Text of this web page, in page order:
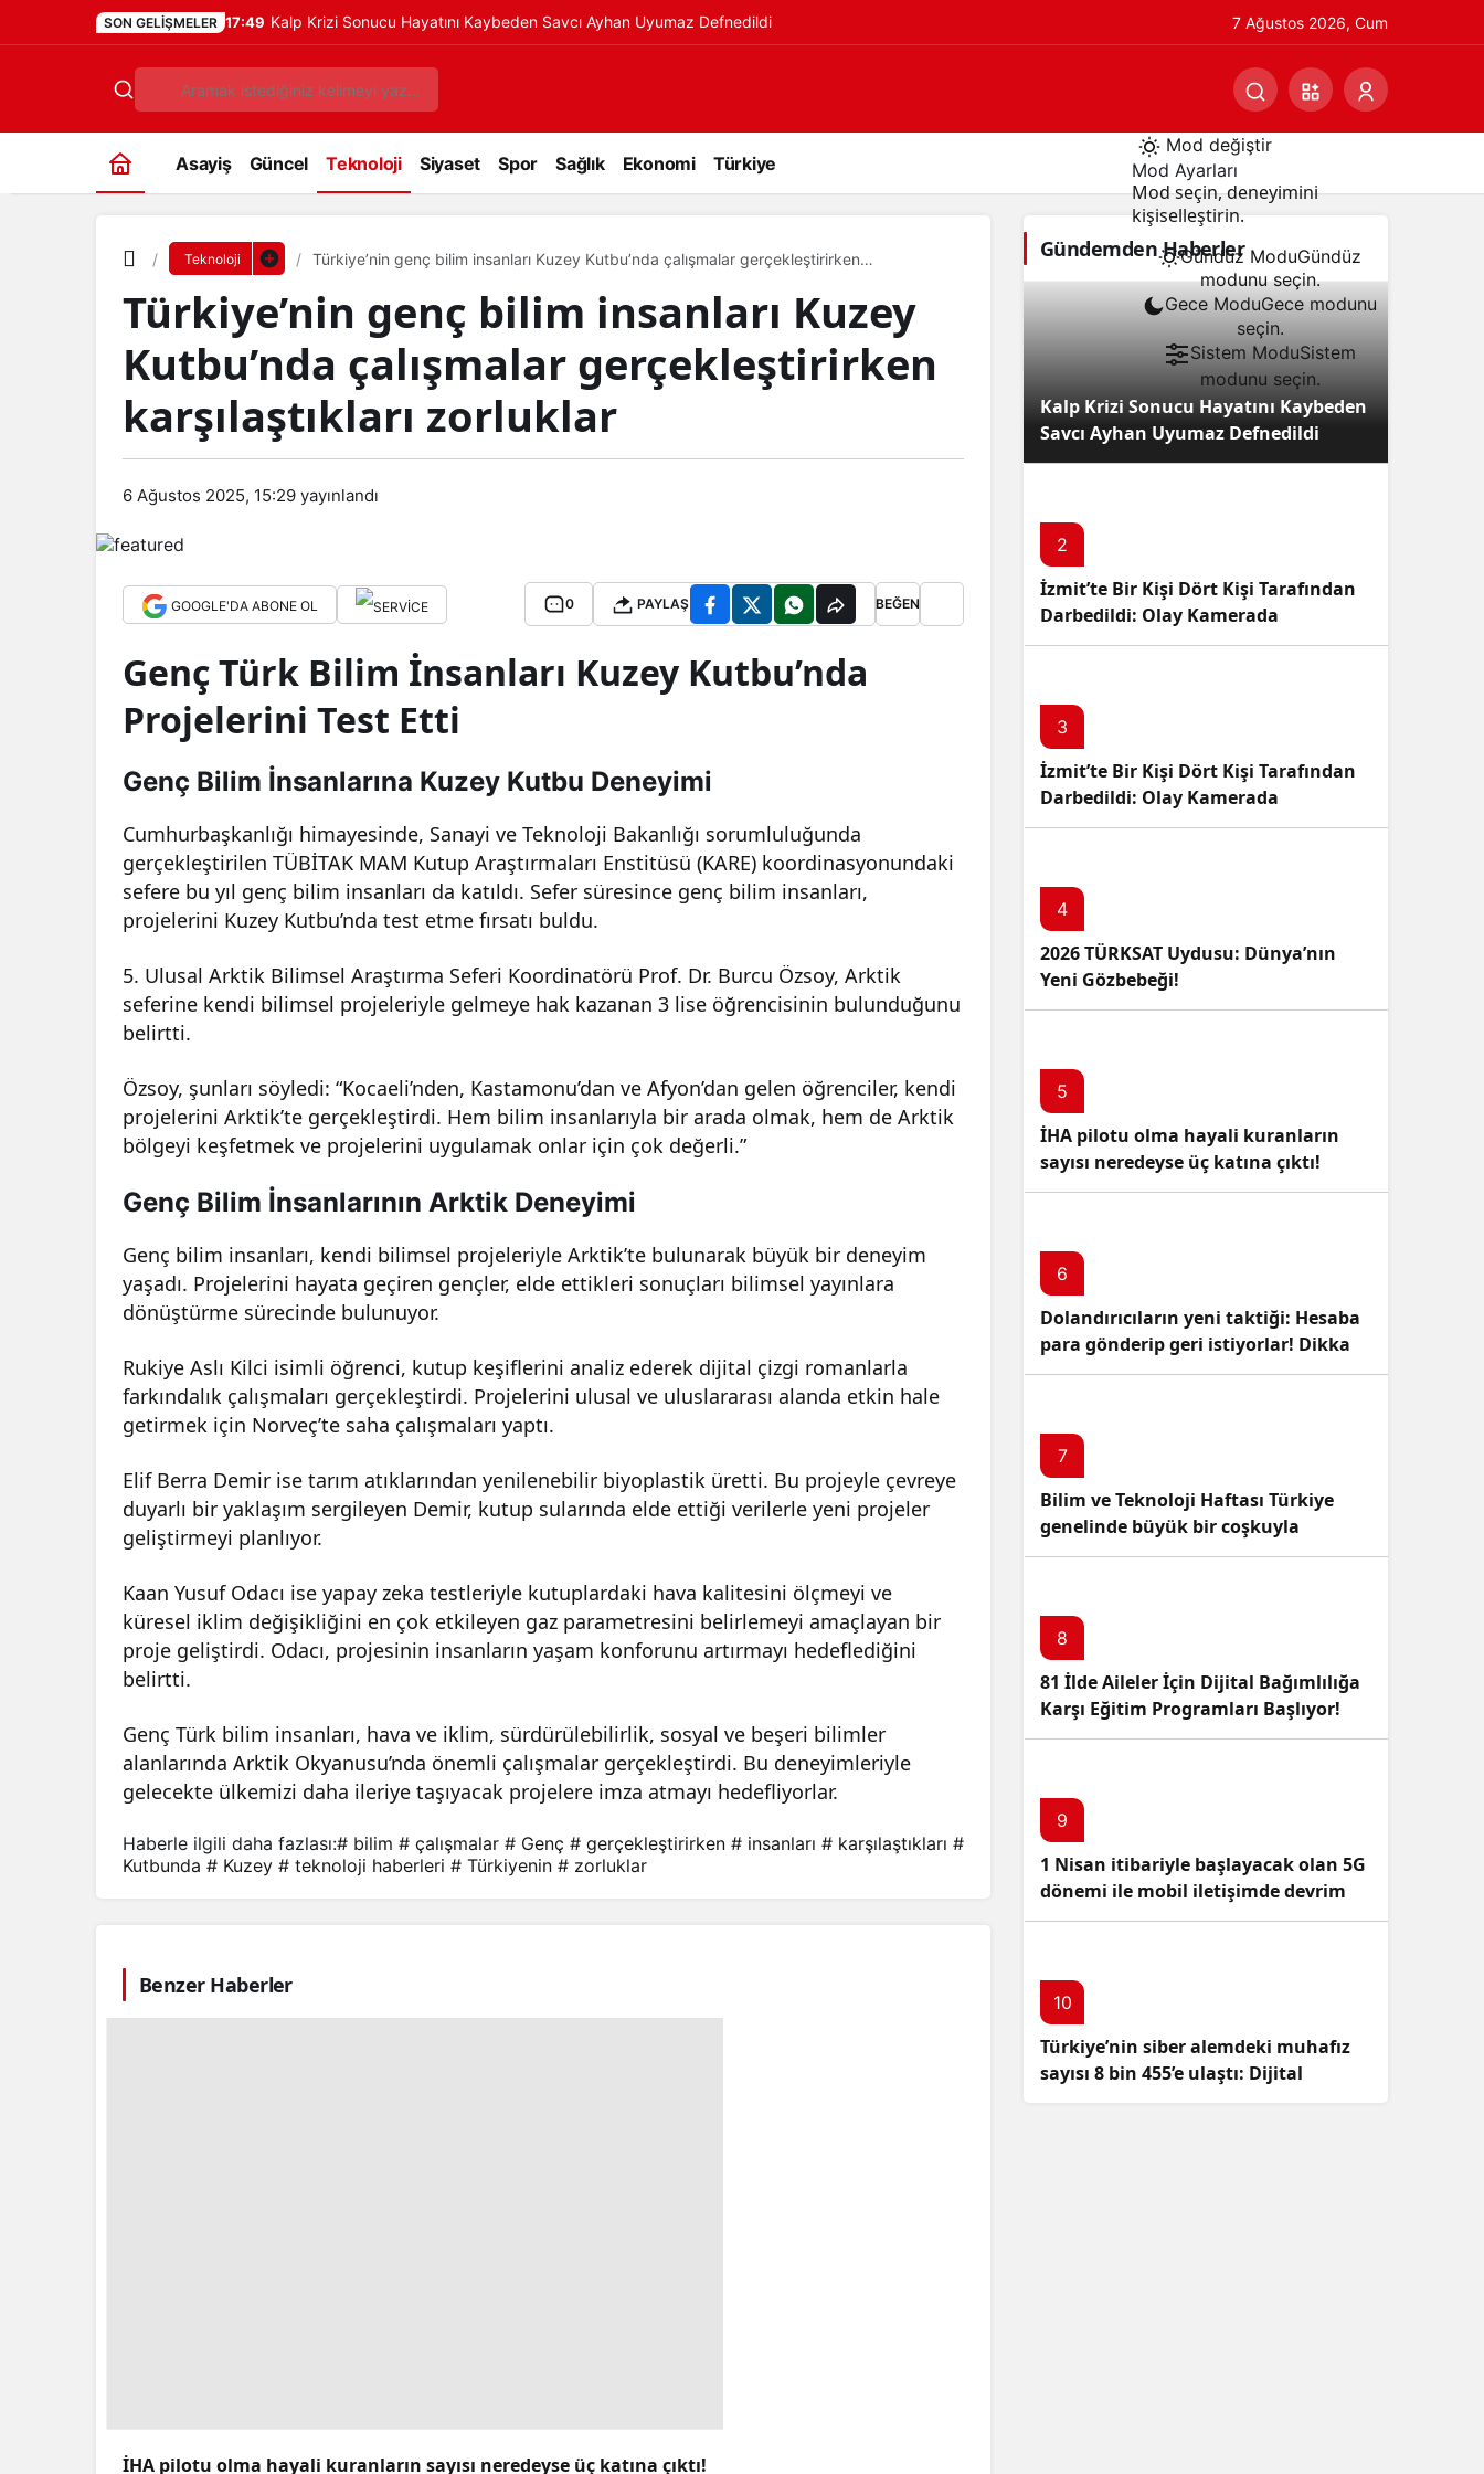
SON GELIŞMELER 17:49 Kalp Krizi Sonucu Hayatını Kaybeden Savcı Ayhan Uyumaz Defnedildi 7 Ağustos 2026, Cum
Asayiş Güncel Teknoloji Siyaset Spor Sağlık Ekonomi Türkiye
Mod değiştir
Mod Ayarları
Mod seçin, deneyimini
kişiselleştirin.
Gündüz ModuGündüz
modunu seçin.
Gece ModuGece modunu
seçin.
Sistem ModuSistem
modunu seçin.
Teknoloji
Türkiye’nin genç bilim insanları Kuzey Kutbu’nda çalışmalar gerçekleştirirken
Türkiye’nin genç bilim insanları Kuzey
Kutbu’nda çalışmalar gerçekleştirirken
karşılaştıkları zorluklar
6 Ağustos 2025, 15:29 yayınlandı
GOOGLE'DA ABONE OL 0 PAYLAŞ BEĞEN
Genç Türk Bilim İnsanları Kuzey Kutbu’nda
Projelerini Test Etti
Genç Bilim İnsanlarına Kuzey Kutbu Deneyimi
Cumhurbaşkanlığı himayesinde, Sanayi ve Teknoloji Bakanlığı sorumluluğunda
gerçekleştirilen TÜBİTAK MAM Kutup Araştırmaları Enstitüsü (KARE) koordinasyonundaki
sefere bu yıl genç bilim insanları da katıldı. Sefer süresince genç bilim insanları,
projelerini Kuzey Kutbu’nda test etme fırsatı buldu.
5. Ulusal Arktik Bilimsel Araştırma Seferi Koordinatörü Prof. Dr. Burcu Özsoy, Arktik
seferine kendi bilimsel projeleriyle gelmeye hak kazanan 3 lise öğrencisinin bulunduğunu
belirtti.
Özsoy, şunları söyledi: “Kocaeli’nden, Kastamonu’dan ve Afyon’dan gelen öğrenciler, kendi
projelerini Arktik’te gerçekleştirdi. Hem bilim insanlarıyla bir arada olmak, hem de Arktik
bölgeyi keşfetmek ve projelerini uygulamak onlar için çok değerli.”
Genç Bilim İnsanlarının Arktik Deneyimi
Genç bilim insanları, kendi bilimsel projeleriyle Arktik’te bulunarak büyük bir deneyim
yaşadı. Projelerini hayata geçiren gençler, elde ettikleri sonuçları bilimsel yayınlara
dönüştürme sürecinde bulunuyor.
Rukiye Aslı Kilci isimli öğrenci, kutup keşiflerini analiz ederek dijital çizgi romanlarla
farkındalık çalışmaları gerçekleştirdi. Projelerini ulusal ve uluslararası alanda etkin hale
getirmek için Norveç’te saha çalışmaları yaptı.
Elif Berra Demir ise tarım atıklarından yenilenebilir biyoplastik üretti. Bu projeyle çevreye
duyarlı bir yaklaşım sergileyen Demir, kutup sularında elde ettiği verilerle yeni projeler
geliştirmeyi planlıyor.
Kaan Yusuf Odacı ise yapay zeka testleriyle kutuplardaki hava kalitesini ölçmeyi ve
küresel iklim değişikliğini en çok etkileyen gaz parametresini belirlemeyi amaçlayan bir
proje geliştirdi. Odacı, projesinin insanların yaşam konforunu artırmayı hedeflediğini
belirtti.
Genç Türk bilim insanları, hava ve iklim, sürdürülebilirlik, sosyal ve beşeri bilimler
alanlarında Arktik Okyanusu’nda önemli çalışmalar gerçekleştirdi. Bu deneyimleriyle
gelecekte ülkemizi daha ileriye taşıyacak projelere imza atmayı hedefliyorlar.
Haberle ilgili daha fazlası:# bilim # çalışmalar # Genç # gerçekleştirirken # insanları # karşılaştıkları #
Kutbunda # Kuzey # teknoloji haberleri # Türkiyenin # zorluklar
Benzer Haberler
İHA pilotu olma hayali kuranların sayısı neredeyse üç katına çıktı!
Gündemden Haberler
Kalp Krizi Sonucu Hayatını Kaybeden
Savcı Ayhan Uyumaz Defnedildi
2
İzmit’te Bir Kişi Dört Kişi Tarafından
Darbedildi: Olay Kamerada
3
İzmit’te Bir Kişi Dört Kişi Tarafından
Darbedildi: Olay Kamerada
4
2026 TÜRKSAT Uydusu: Dünya’nın
Yeni Gözbebeği!
5
İHA pilotu olma hayali kuranların
sayısı neredeyse üç katına çıktı!
6
Dolandırıcıların yeni taktiği: Hesaba
para gönderip geri istiyorlar! Dikkat
Edin!
7
Bilim ve Teknoloji Haftası Türkiye
genelinde büyük bir coşkuyla
kutlandı: İşte Etkinlikler ve
8
81 İlde Aileler İçin Dijital Bağımlılığa
Karşı Eğitim Programları Başlıyor!
9
1 Nisan itibariyle başlayacak olan 5G
dönemi ile mobil iletişimde devrim
başlıyor!
10
Türkiye’nin siber alemdeki muhafız
sayısı 8 bin 455’e ulaştı: Dijital